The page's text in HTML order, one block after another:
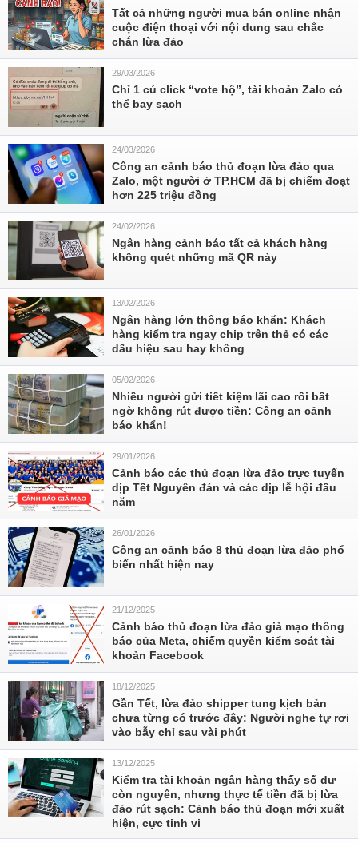
Tất cả những người mua bán online nhận
cuộc điện thoại với nội dung sau chắc
chắn lừa đảo
29/03/2026
Chỉ 1 cú click “vote hộ”, tài khoản Zalo có
thể bay sạch
24/03/2026
Công an cảnh báo thủ đoạn lừa đảo qua
Zalo, một người ở TP.HCM đã bị chiếm đoạt
hơn 225 triệu đồng
24/02/2026
Ngân hàng cảnh báo tất cả khách hàng
không quét những mã QR này
13/02/2026
Ngân hàng lớn thông báo khẩn: Khách
hàng kiểm tra ngay chip trên thẻ có các
dấu hiệu sau hay không
05/02/2026
Nhiều người gửi tiết kiệm lãi cao rồi bất
ngờ không rút được tiền: Công an cảnh
báo khẩn!
29/01/2026
Cảnh báo các thủ đoạn lừa đảo trực tuyến
dịp Tết Nguyên đán và các dịp lễ hội đầu
năm
26/01/2026
Công an cảnh báo 8 thủ đoạn lừa đảo phổ
biến nhất hiện nay
21/12/2025
Cảnh báo thủ đoạn lừa đảo giả mạo thông
báo của Meta, chiếm quyền kiểm soát tài
khoản Facebook
18/12/2025
Gần Tết, lừa đảo shipper tung kịch bản
chưa từng có trước đây: Người nghe tự rơi
vào bẫy chỉ sau vài phút
13/12/2025
Kiểm tra tài khoản ngân hàng thấy số dư
còn nguyên, nhưng thực tế tiền đã bị lừa
đảo rút sạch: Cảnh báo thủ đoạn mới xuất
hiện, cực tinh vi